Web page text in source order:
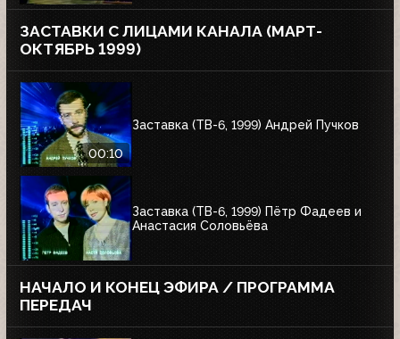
ЗАСТАВКИ С ЛИЦАМИ КАНАЛА (МАРТ-
ОКТЯБРЬ 1999)
00:10
Заставка (ТВ-6, 1999) Андрей Пучков
Заставка (ТВ-6, 1999) Пётр Фадеев и
Анастасия Соловьёва
НАЧАЛО И КОНЕЦ ЭФИРА / ПРОГРАММА
ПЕРЕДАЧ